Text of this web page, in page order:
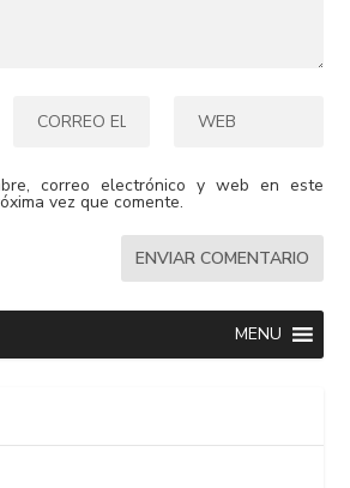
correo electrónico y web en este
vez que comente.
MENU